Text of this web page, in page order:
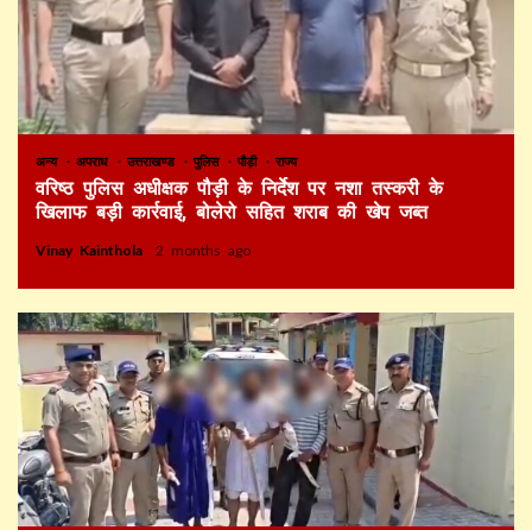
अन्य अपराध उत्तराखण्ड पुलिस पौड़ी राज्य
वरिष्ठ पुलिस अधीक्षक पौड़ी के निर्देश पर नशा तस्करी के
खिलाफ बड़ी कार्रवाई, बोलेरो सहित शराब की खेप जब्त
Vinay Kainthola 2 months ago